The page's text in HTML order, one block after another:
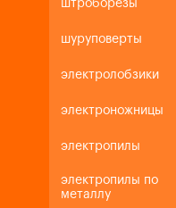
штроборезы
шуруповерты
электролобзики
электроножницы
электропилы
электропилы по
металлу